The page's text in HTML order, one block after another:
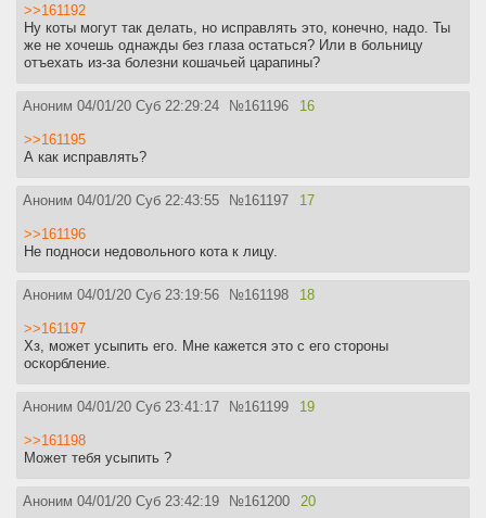
>>161192
Ну коты могут так делать, но исправлять это, конечно, надо. Ты
же не хочешь однажды без глаза остаться? Или в больницу
отъехать из-за болезни кошачьей царапины?
Аноним 04/01/20 Суб 22:29:24 №161196 16
>>161195
А как исправлять?
Аноним 04/01/20 Суб 22:43:55 №161197 17
>>161196
Не подноси недовольного кота к лицу.
Аноним 04/01/20 Суб 23:19:56 №161198 18
>>161197
Хз, может усыпить его. Мне кажется это с его стороны
оскорбление.
Аноним 04/01/20 Суб 23:41:17 №161199 19
>>161198
Может тебя усыпить ?
Аноним 04/01/20 Суб 23:42:19 №161200 20